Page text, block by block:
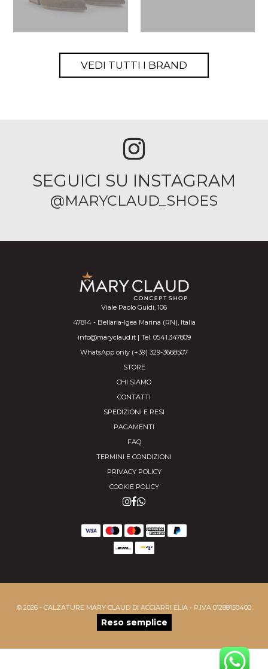
VEDI TUTTI I BRAND
SEGUICI SU INSTAGRAM
@MARYCLAUD_SHOES
Viale Paolo Guidi, 106
47814 - Bellaria-Igea Marina (RN), Italia
info@maryclaud.it | Tel. 0541.347809
WhatsApp only (+39) 329-3668507
STORE
CHI SIAMO
CONTATTI
SPEDIZIONI E RESI
PAGAMENTI
FAQ
TERMINI E CONDIZIONI
PRIVACY POLICY
COOKIE POLICY
© 2026 - CALZATURE MARY CLAUD DI ACCIARRI ELIA - P.IVA 01288150400
Reso semplice